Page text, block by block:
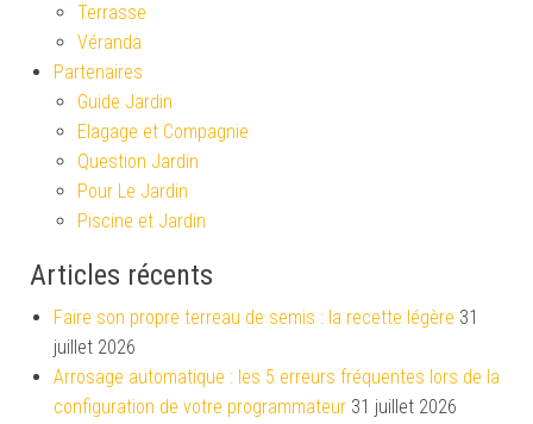
Terrasse
Véranda
Partenaires
Guide Jardin
Elagage et Compagnie
Question Jardin
Pour Le Jardin
Piscine et Jardin
Articles récents
Faire son propre terreau de semis : la recette légère 31
juillet 2026
Arrosage automatique : les 5 erreurs fréquentes lors de la
configuration de votre programmateur 31 juillet 2026